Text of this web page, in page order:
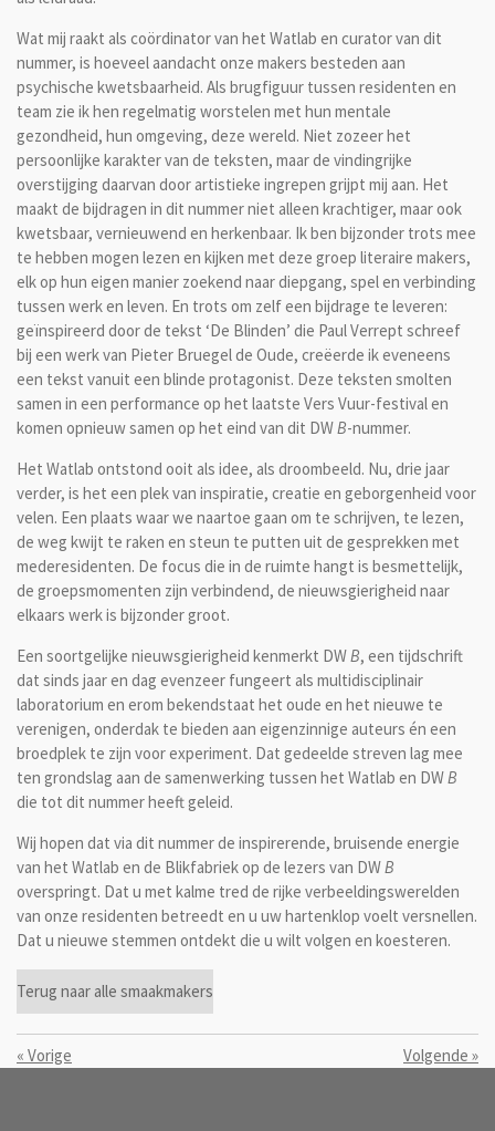
Wat mij raakt als coördinator van het Watlab en curator van dit
nummer, is hoeveel aandacht onze makers besteden aan
psychische kwetsbaarheid. Als brugfiguur tussen residenten en
team zie ik hen regelmatig worstelen met hun mentale
gezondheid, hun omgeving, deze wereld. Niet zozeer het
persoonlijke karakter van de teksten, maar de vindingrijke
overstijging daarvan door artistieke ingrepen grijpt mij aan. Het
maakt de bijdragen in dit nummer niet alleen krachtiger, maar ook
kwetsbaar, vernieuwend en herkenbaar. Ik ben bijzonder trots mee
te hebben mogen lezen en kijken met deze groep literaire makers,
elk op hun eigen manier zoekend naar diepgang, spel en verbinding
tussen werk en leven. En trots om zelf een bijdrage te leveren:
geïnspireerd door de tekst ‘De Blinden’ die Paul Verrept schreef
bij een werk van Pieter Bruegel de Oude, creëerde ik eveneens
een tekst vanuit een blinde protagonist. Deze teksten smolten
samen in een performance op het laatste Vers Vuur-festival en
komen opnieuw samen op het eind van dit DWB-nummer.
Het Watlab ontstond ooit als idee, als droombeeld. Nu, drie jaar
verder, is het een plek van inspiratie, creatie en geborgenheid voor
velen. Een plaats waar we naartoe gaan om te schrijven, te lezen,
de weg kwijt te raken en steun te putten uit de gesprekken met
mederesidenten. De focus die in de ruimte hangt is besmettelijk,
de groepsmomenten zijn verbindend, de nieuwsgierigheid naar
elkaars werk is bijzonder groot.
Een soortgelijke nieuwsgierigheid kenmerkt DWB, een tijdschrift
dat sinds jaar en dag evenzeer fungeert als multidisciplinair
laboratorium en erom bekendstaat het oude en het nieuwe te
verenigen, onderdak te bieden aan eigenzinnige auteurs én een
broedplek te zijn voor experiment. Dat gedeelde streven lag mee
ten grondslag aan de samenwerking tussen het Watlab en DWB
die tot dit nummer heeft geleid.
Wij hopen dat via dit nummer de inspirerende, bruisende energie
van het Watlab en de Blikfabriek op de lezers van DWB
overspringt. Dat u met kalme tred de rijke verbeeldingswerelden
van onze residenten betreedt en u uw hartenklop voelt versnellen.
Dat u nieuwe stemmen ontdekt die u wilt volgen en koesteren.
Terug naar alle smaakmakers
« Vorige Volgende »